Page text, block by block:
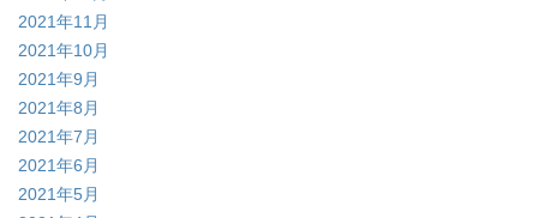
2021年11月
2021年10月
2021年9月
2021年8月
2021年7月
2021年6月
2021年5月